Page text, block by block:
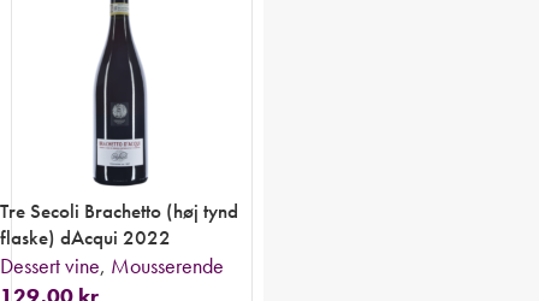
Tre Secoli Brachetto (høj tynd
flaske) dAcqui 2022
Dessert vine, Mousserende